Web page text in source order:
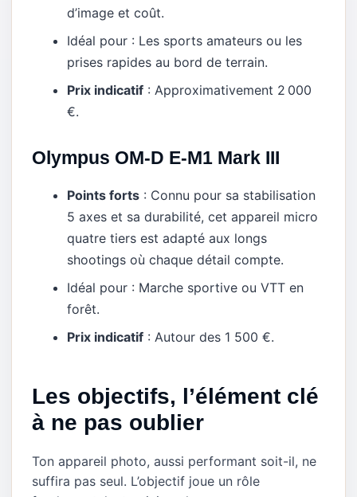
d’image et coût.
Idéal pour : Les sports amateurs ou les
prises rapides au bord de terrain.
Prix indicatif : Approximativement 2 000
€.
Olympus OM-D E-M1 Mark III
Points forts : Connu pour sa stabilisation
5 axes et sa durabilité, cet appareil micro
quatre tiers est adapté aux longs
shootings où chaque détail compte.
Idéal pour : Marche sportive ou VTT en
forêt.
Prix indicatif : Autour des 1 500 €.
Les objectifs, l’élément clé
à ne pas oublier
Ton appareil photo, aussi performant soit-il, ne
suffira pas seul. L’objectif joue un rôle